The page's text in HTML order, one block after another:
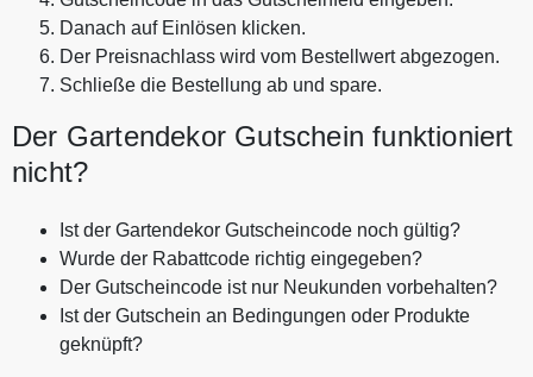
Danach auf Einlösen klicken.
Der Preisnachlass wird vom Bestellwert abgezogen.
Schließe die Bestellung ab und spare.
Der Gartendekor Gutschein funktioniert
nicht?
Ist der Gartendekor Gutscheincode noch gültig?
Wurde der Rabattcode richtig eingegeben?
Der Gutscheincode ist nur Neukunden vorbehalten?
Ist der Gutschein an Bedingungen oder Produkte
geknüpft?